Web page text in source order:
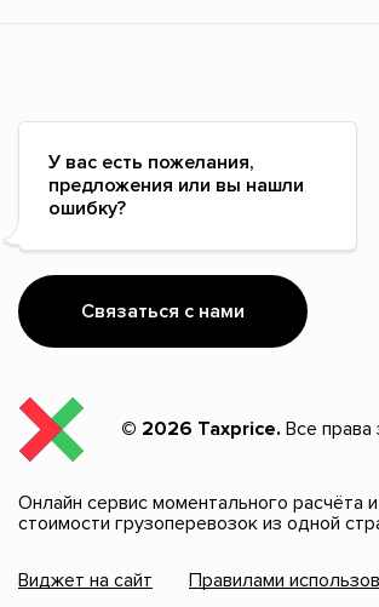
У вас есть пожелания,
предложения или вы нашли
ошибку?
Связаться с нами
© 2026 Taxprice. Все
Онлайн сервис моментального расчёта
стоимости грузоперевозок из одной
Виджет на сайт Правилами